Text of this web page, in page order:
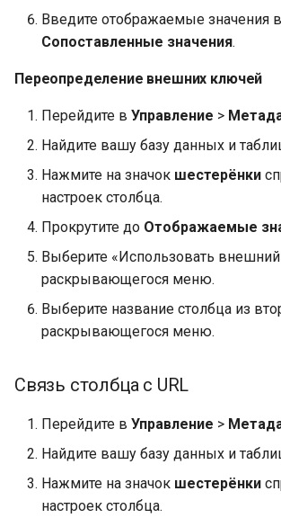
Введите отображаемые значения в
Сопоставленные значения.
Переопределение внешних ключей
Перейдите в Управление >
Найдите вашу базу данных и
Нажмите на значок шестерёнки
настроек столбца.
Прокрутите до Отображаемые
Выберите «Использовать
раскрывающегося меню.
Выберите название столбца из
раскрывающегося меню.
Связь столбца с URL
Перейдите в Управление >
Найдите вашу базу данных и
Нажмите на значок шестерёнки
настроек столбца.